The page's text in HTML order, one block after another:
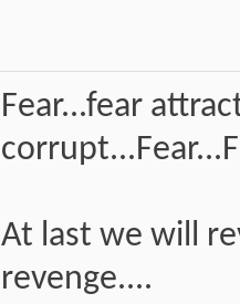
Fear...fear
At last we will
revenge....